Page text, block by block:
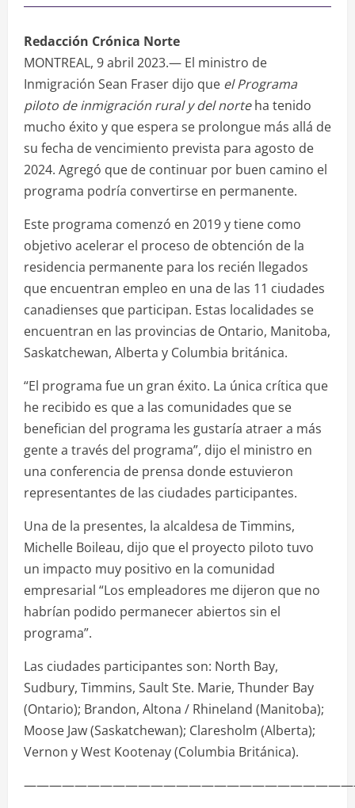
Redacción Crónica Norte
MONTREAL, 9 abril 2023.— El ministro de
Inmigración Sean Fraser dijo que el Programa
piloto de inmigración rural y del norteha tenido
mucho éxito y que espera se prolongue más allá de
su fecha de vencimiento prevista para agosto de
2024. Agregó que de continuar por buen camino el
programa podría convertirse en permanente.
Este programa comenzó en 2019 y tiene como
objetivo acelerar el proceso de obtención de la
residencia permanente para los recién llegados
que encuentran empleo en una de las 11 ciudades
canadienses que participan. Estas localidades se
encuentran en las provincias de Ontario, Manitoba,
Saskatchewan, Alberta y Columbia británica.
“El programa fue un gran éxito. La única crítica que
he recibido es que a las comunidades que se
benefician del programa les gustaría atraer a más
gente a través del programa”, dijo el ministro en
una conferencia de prensa donde estuvieron
representantes de las ciudades participantes.
Una de la presentes, la alcaldesa de Timmins,
Michelle Boileau, dijo que el proyecto piloto tuvo
un impacto muy positivo en la comunidad
empresarial “Los empleadores me dijeron que no
habrían podido permanecer abiertos sin el
programa”.
Las ciudades participantes son: North Bay,
Sudbury, Timmins, Sault Ste. Marie, Thunder Bay
(Ontario); Brandon, Altona / Rhineland (Manitoba);
Moose Jaw (Saskatchewan); Claresholm (Alberta);
Vernon y West Kootenay (Columbia Británica).